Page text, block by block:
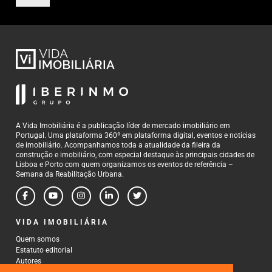
A Vida Imobiliária é a publicação líder de mercado imobiliário em
Portugal. Uma plataforma 360º em plataforma digital, eventos e notícias
de imobiliário. Acompanhamos toda a atualidade da fileira da
construção e imobiliário, com especial destaque às principais cidades de
Lisboa e Porto com quem organizamos os eventos de referência –
Semana da Reabilitação Urbana.
VIDA IMOBILIÁRIA
Quem somos
Estatuto editorial
Autores